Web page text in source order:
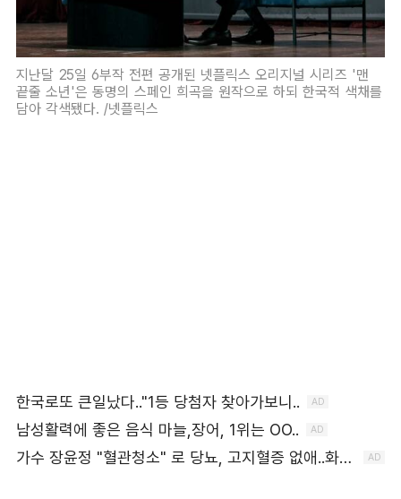
지난달 25일 6부작 전편 공개된 넷플릭스 오리지널 시리즈 '맨
끝줄 소년'은 동명의 스페인 희곡을 원작으로 하되 한국적 색채를
담아 각색됐다. /넷플릭스